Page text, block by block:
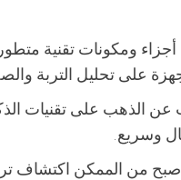
ومكونات تقنية
على تحليل التربة
عن الذهب على تقنيات
وسريع.
أصبح من الممكن اكتشاف